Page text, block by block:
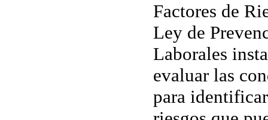
Factores de
Ley de
Laborales
evaluar las
para